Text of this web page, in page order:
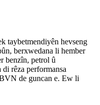
taybetmendiyên hevseng
berxwedana li hember
benzîn, petrol û
rêza performansa
de guncan e. Ew li